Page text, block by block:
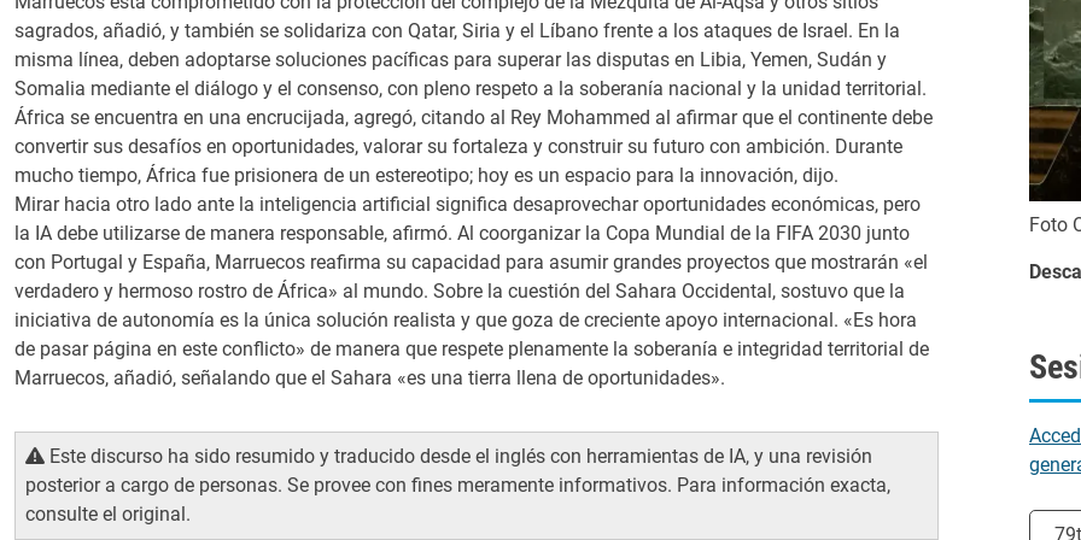
sagrados, añadió, y también se solidariza con Qatar, Siria y el Líbano frente a los ataques de Israel. En la
misma línea, deben adoptarse soluciones pacíficas para superar las disputas en Libia, Yemen, Sudán y
Somalia mediante el diálogo y el consenso, con pleno respeto a la soberanía nacional y la unidad territorial.
África se encuentra en una encrucijada, agregó, citando al Rey Mohammed al afirmar que el continente debe
convertir sus desafíos en oportunidades, valorar su fortaleza y construir su futuro con ambición. Durante
mucho tiempo, África fue prisionera de un estereotipo; hoy es un espacio para la innovación, dijo.
Mirar hacia otro lado ante la inteligencia artificial significa desaprovechar oportunidades económicas, pero
la IA debe utilizarse de manera responsable, afirmó. Al coorganizar la Copa Mundial de la FIFA 2030 junto
con Portugal y España, Marruecos reafirma su capacidad para asumir grandes proyectos que mostrarán «el
verdadero y hermoso rostro de África» al mundo. Sobre la cuestión del Sahara Occidental, sostuvo que la
iniciativa de autonomía es la única solución realista y que goza de creciente apoyo internacional. «Es hora
de pasar página en este conflicto» de manera que respete plenamente la soberanía e integridad territorial de
Marruecos, añadió, señalando que el Sahara «es una tierra llena de oportunidades».
Este discurso ha sido resumido y traducido desde el inglés con herramientas de IA, y una revisión
posterior a cargo de personas. Se provee con fines meramente informativos. Para información exacta,
consulte el original.
Foto